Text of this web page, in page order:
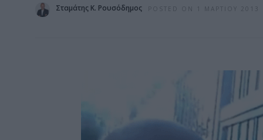
Σταμάτης Κ. Ρουσόδημος POSTED ON 1 ΜΑΡΤΊΟΥ 2013